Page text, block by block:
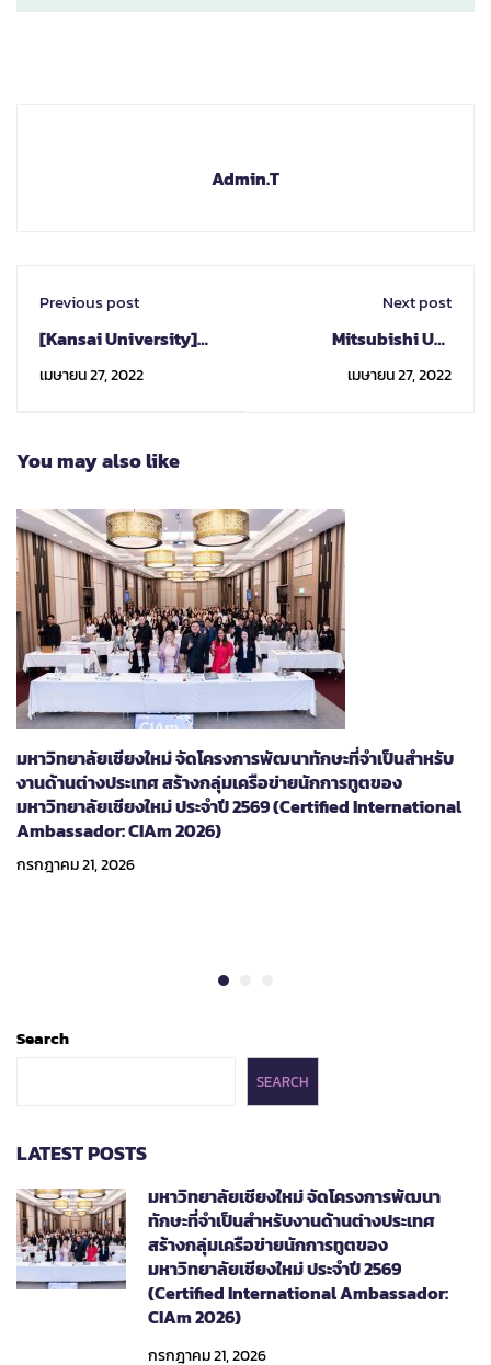
Admin.T
Previous post
[Kansai University]
about 2022 Summer
Course : IJLC
เมษายน 27, 2022
Next post
Mitsubishi UFJ
Scholarship Program
เมษายน 27, 2022
You may also like
มหาวิทยาลัยเชียงใหม่ จัดโครงการพัฒนาทักษะที่จำเป็นสำหรับ
งานด้านต่างประเทศ สร้างกลุ่มเครือข่ายนักการทูตของ
มหาวิทยาลัยเชียงใหม่ ประจำปี 2569 (Certified International
Ambassador: CIAm 2026)
กรกฎาคม 21, 2026
Search
SEARCH
LATEST POSTS
มหาวิทยาลัยเชียงใหม่ จัดโครงการพัฒนา
ทักษะที่จำเป็นสำหรับงานด้านต่างประเทศ
สร้างกลุ่มเครือข่ายนักการทูตของ
มหาวิทยาลัยเชียงใหม่ ประจำปี 2569
(Certified International Ambassador:
CIAm 2026)
กรกฎาคม 21, 2026